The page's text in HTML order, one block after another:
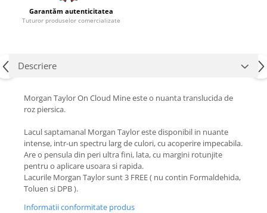
Garantăm autenticitatea
Tuturor produselor comercializate
Descriere
Morgan Taylor On Cloud Mine este o nuanta translucida de
roz piersica.
Lacul saptamanal Morgan Taylor este disponibil in nuante
intense, intr-un spectru larg de culori, cu acoperire impecabila.
Are o pensula din peri ultra fini, lata, cu margini rotunjite
pentru o aplicare usoara si rapida.
Lacurile Morgan Taylor sunt 3 FREE ( nu contin Formaldehida,
Toluen si DPB ).
Informatii conformitate produs